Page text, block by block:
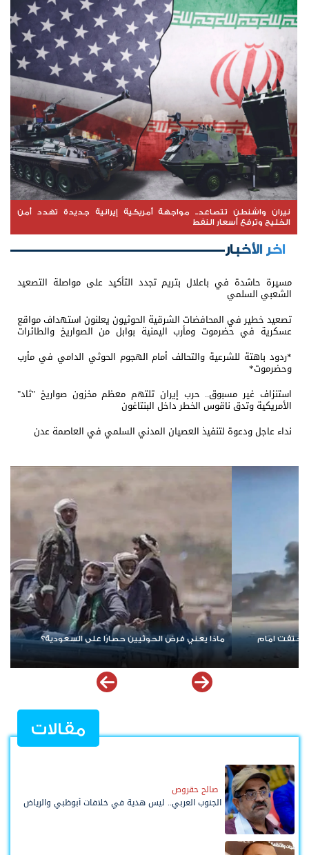
نيران واشنطن تتصاعد.. مواجهة أمريكية إيرانية جديدة تهدد أمن
الخليج وترفع أسعار النفط
اخر الأخبار
مسيرة حاشدة في باعلال بتريم تجدد التأكيد على مواصلة التصعيد
الشعبي السلمي
تصعيد خطير في المحافضات الشرقية الحوثيون يعلنون استهداف مواقع
عسكرية في حضرموت ومأرب اليمنية بوابل من الصواريخ والطائرات
*ردود باهتة للشرعية والتحالف أمام الهجوم الحوثي الدامي في مأرب
وحضرموت*
استنزاف غير مسبوق.. حرب إيران تلتهم معظم مخزون صواريخ "ثاد"
الأمريكية وتدق ناقوس الخطر داخل البنتاغون
نداء عاجل ودعوة لتنفيذ العصيان المدني السلمي في العاصمة عدن
نيران واشنطن تتصاعد.. مواجهة أمريكية إيرانية جديدة تهدد أمن الخليج
وترفع أسعار النفط
مقالات
صالح حقروص
الجنوب العربي.. ليس هدية في خلافات أبوظبي والرياض